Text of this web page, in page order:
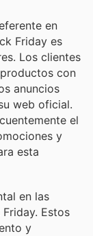
en
Friday es
Los clientes
con
anuncios
web oficial.
el
y
esta
en las
Estos
y